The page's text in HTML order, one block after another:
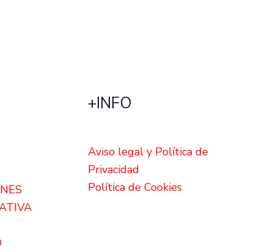
+INFO
Aviso legal y Política de
Privacidad
Política de Cookies